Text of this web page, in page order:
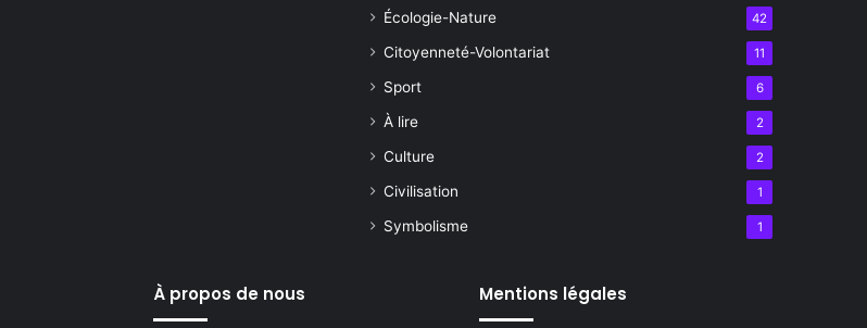
Écologie-Nature 42
Citoyenneté-Volontariat 11
Sport 6
À lire 2
Culture 2
Civilisation 1
Symbolisme 1
À propos de nous Mentions légales